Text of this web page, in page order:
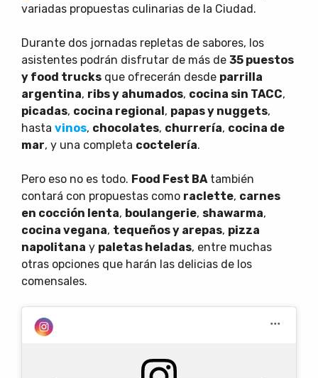
variadas propuestas culinarias de la Ciudad.
Durante dos jornadas repletas de sabores, los
asistentes podrán disfrutar de más de 35 puestos
y food trucks que ofrecerán desde parrilla
argentina, ribs y ahumados, cocina sin TACC,
picadas, cocina regional, papas y nuggets,
hasta vinos, chocolates, churrería, cocina de
mar, y una completa coctelería.
Pero eso no es todo. Food Fest BAtambién
contará con propuestas como raclette, carnes
en cocción lenta, boulangerie, shawarma,
cocina vegana, tequeños y arepas, pizza
napolitana y paletas heladas, entre muchas
otras opciones que harán las delicias de los
comensales.